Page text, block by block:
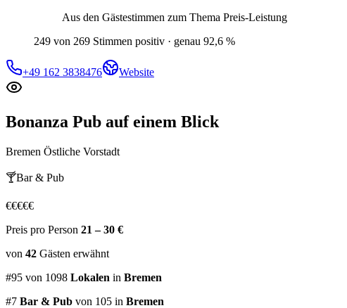
Aus den Gästestimmen zum Thema Preis-Leistung
249 von 269 Stimmen positiv · genau 92,6 %
+49 162 3838476 Website
Bonanza Pub auf einem Blick
Bremen Östliche Vorstadt
🍸Bar & Pub
€€€€€
Preis pro Person 21 – 30 €
von 42 Gästen erwähnt
#95 von 1098 Lokalen in Bremen
#7 Bar & Pub von 105 in Bremen